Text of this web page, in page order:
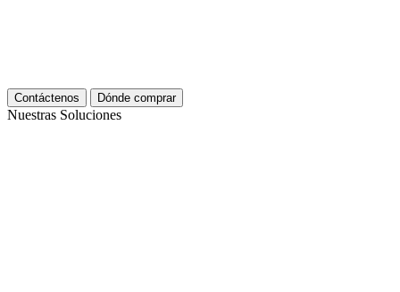
Contáctenos Dónde comprar
Nuestras Soluciones